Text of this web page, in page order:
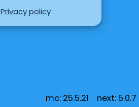
Privacy policy
mc: 25.5.21 next: 5.0.7